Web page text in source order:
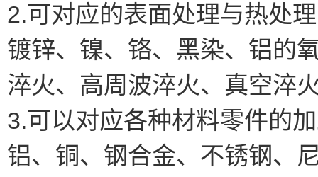
2.可对应的表面处理与热处
镀锌、镍、铬、黑染、铝的
淬火、高周波淬火、真空淬
3.可以对应各种材料零件的
铝、铜、钢合金、不锈钢、